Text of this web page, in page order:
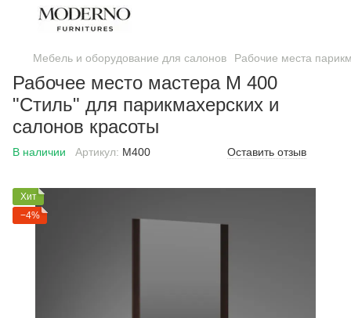
Мебель и оборудование для салонов Рабочие места
Рабочее место мастера М 400
"Стиль" для парикмахерских и
салонов красоты
В наличии Артикул: М400 Оставить отзыв
Хит
−4%